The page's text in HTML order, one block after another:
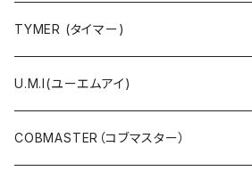
Ｔシャツ・シャツ（5・7分袖）
Ｔシャツ・シャツ（半袖）
タンクトップ
TYMER (タイマー)
U.M.I(ユーエムアイ)
COBMASTER（コブマスター）